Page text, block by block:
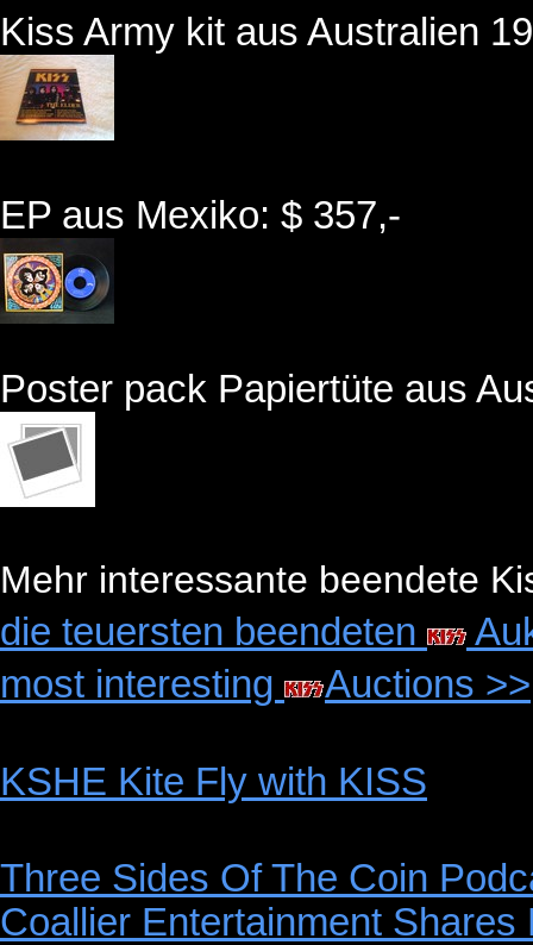
Kiss Army kit aus Australien
EP aus Mexiko: $ 357,-
Poster pack Papiertüte aus
Mehr interessante beendete
die teuersten beendeten
most interesting
Auctions >>
KSHE Kite Fly with KISS
Three Sides Of The Coin
Coallier Entertainment